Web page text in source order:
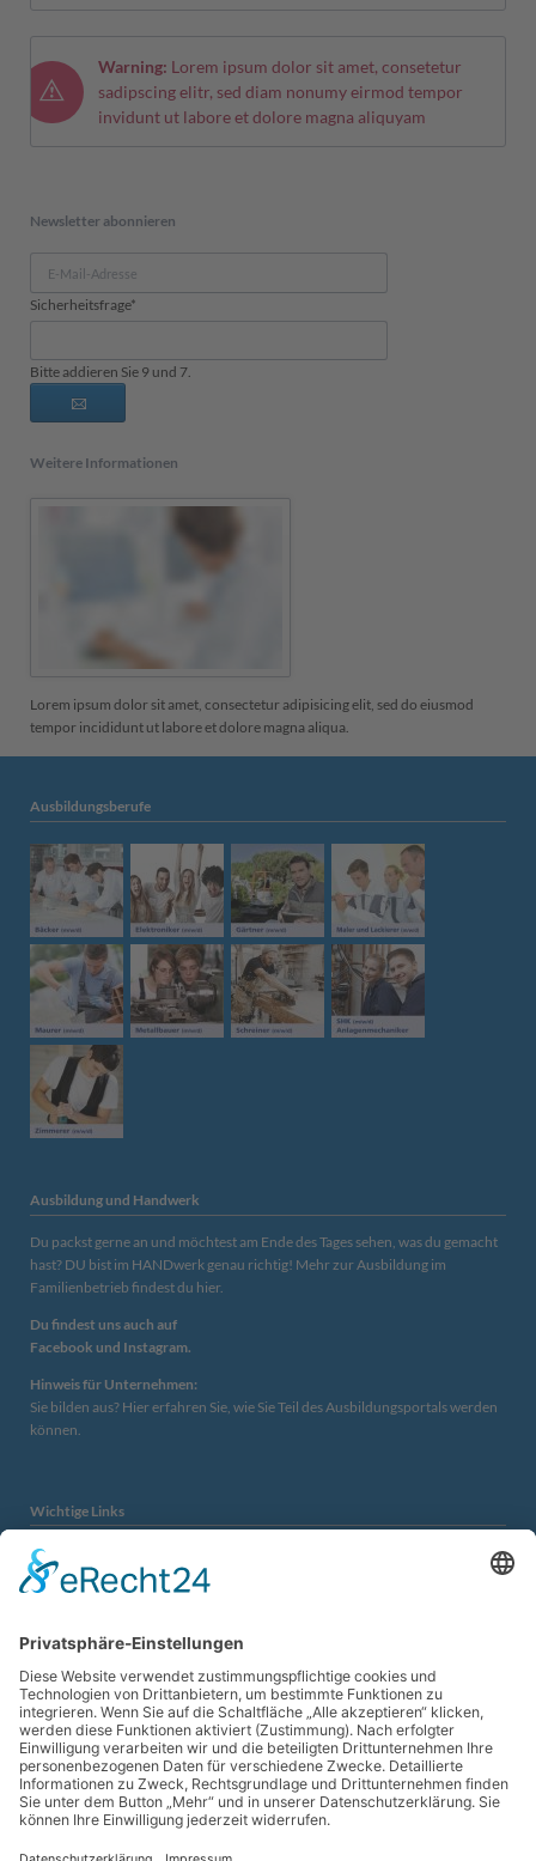
Warning: Lorem ipsum dolor sit amet, consetetur
sadipscing elitr, sed diam nonumy eirmod tempor
invidunt ut labore et dolore magna aliquyam
Newsletter abonnieren
Adresse
Pflichtfeld
Sicherheitsfrage*
Bitte addieren Sie 9 und 7.
Weitere Informationen
Lorem ipsum dolor sit amet, consectetur adipisicing elit, sed do eiusmod
tempor incididunt ut labore et dolore magna aliqua.
Ausbildungsberufe
Ausbildung und Handwerk
Du packst gerne an und möchtest am Ende des Tages sehen, was du gemacht
hast? DU bist im HANDwerk genau richtig! Mehr zur Ausbildung im
Familienbetrieb findest du hier.
Du findest uns auch auf
Facebook und Instagram.
Hinweis für Unternehmen:
Sie bilden aus? Hier erfahren Sie, wie Sie Teil des Ausbildungsportals werden
können.
Wichtige Links
Berufechecker
UnternehmerFrauen Erding e.V.
Interessantes
10.
APR
Ausbildungsmesse Berufsfit am 10. und 11. Juli 2026 im Munich
Airport Center (MAC).
10.
Eine Einladung von Schulewirtschaft für Ausbildungsbetriebe